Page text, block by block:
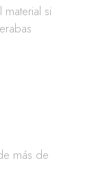
si
más de